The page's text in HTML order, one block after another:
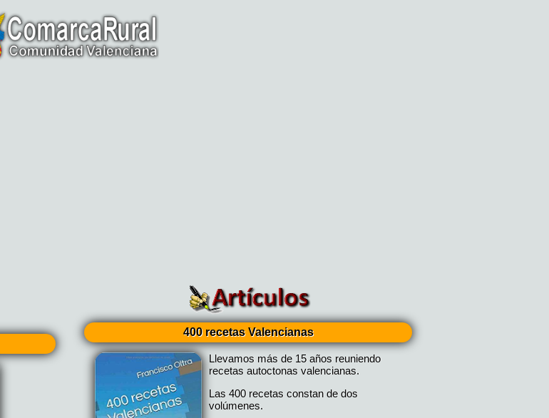
400 recetas Valencianas
Llevamos más de 15 años reuniendo
recetas autoctonas valencianas.
Las 400 recetas constan de dos
volúmenes.